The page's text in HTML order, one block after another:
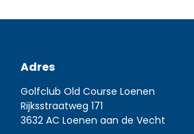
Adres
Golfclub Old Course Loenen
Rijksstraatweg 171
3632 AC Loenen aan de Vecht